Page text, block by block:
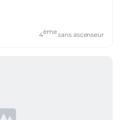
4èmesans ascenseur